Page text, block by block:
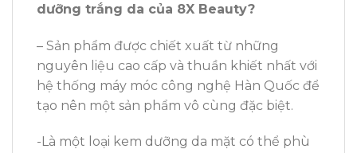
dưỡng trắng da của 8X Beauty?
– Sản phẩm được chiết xuất từ những
nguyên liệu cao cấp và thuần khiết nhất với
hệ thống máy móc công nghệ Hàn Quốc để
tạo nên một sản phẩm vô cùng đặc biệt.
-Là một loại kem dưỡng da mặt có thể phù